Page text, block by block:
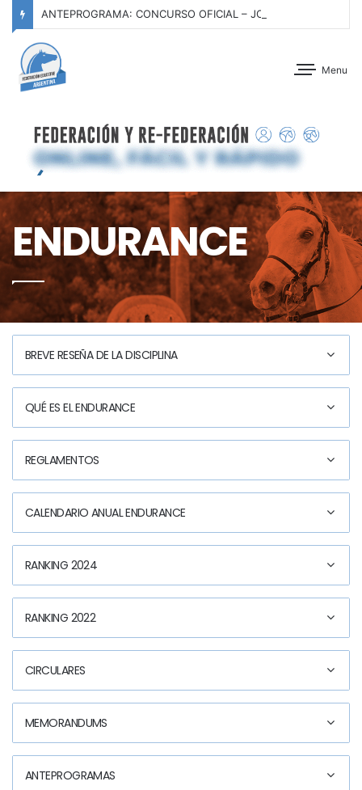
Menu
ENDURANCE
BREVE RESEÑA DE LA DISCIPLINA
QUÉ ES EL ENDURANCE
REGLAMENTOS
CALENDARIO ANUAL ENDURANCE
RANKING 2024
RANKING 2022
CIRCULARES
MEMORANDUMS
ANTEPROGRAMAS